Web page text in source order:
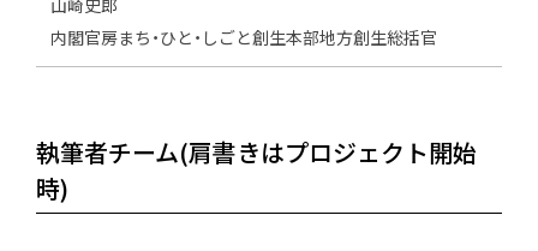
山崎史郎
内閣官房まち・ひと・しごと創生本部地方創生総括官
執筆者チーム(肩書きはプロジェクト開始
時)